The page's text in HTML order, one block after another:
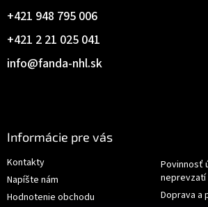
info@fanda-nhl.sk
+421 2 21 025 041
+421 948 795 006
Informácie pre vás
Kontakty
Napíšte nám
Hodnotenie obchodu
Povinnosť
neprevzatí
Doprava a